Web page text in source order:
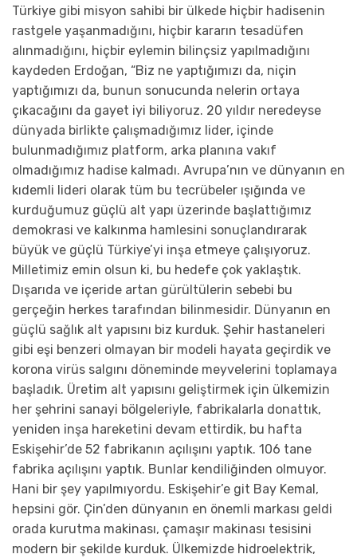
Türkiye gibi misyon sahibi bir ülkede hiçbir hadisenin
rastgele yaşanmadığını, hiçbir kararın tesadüfen
alınmadığını, hiçbir eylemin bilinçsiz yapılmadığını
kaydeden Erdoğan, “Biz ne yaptığımızı da, niçin
yaptığımızı da, bunun sonucunda nelerin ortaya
çıkacağını da gayet iyi biliyoruz. 20 yıldır neredeyse
dünyada birlikte çalışmadığımız lider, içinde
bulunmadığımız platform, arka planına vakıf
olmadığımız hadise kalmadı. Avrupa’nın ve dünyanın en
kıdemli lideri olarak tüm bu tecrübeler ışığında ve
kurduğumuz güçlü alt yapı üzerinde başlattığımız
demokrasi ve kalkınma hamlesini sonuçlandırarak
büyük ve güçlü Türkiye’yi inşa etmeye çalışıyoruz.
Milletimiz emin olsun ki, bu hedefe çok yaklaştık.
Dışarıda ve içeride artan gürültülerin sebebi bu
gerçeğin herkes tarafından bilinmesidir. Dünyanın en
güçlü sağlık alt yapısını biz kurduk. Şehir hastaneleri
gibi eşi benzeri olmayan bir modeli hayata geçirdik ve
korona virüs salgını döneminde meyvelerini toplamaya
başladık. Üretim alt yapısını geliştirmek için ülkemizin
her şehrini sanayi bölgeleriyle, fabrikalarla donattık,
yeniden inşa hareketini devam ettirdik, bu hafta
Eskişehir’de 52 fabrikanın açılışını yaptık. 106 tane
fabrika açılışını yaptık. Bunlar kendiliğinden olmuyor.
Hani bir şey yapılmıyordu. Eskişehir’e git Bay Kemal,
hepsini gör. Çin’den dünyanın en önemli markası geldi
orada kurutma makinası, çamaşır makinası tesisini
modern bir şekilde kurduk. Ülkemizde hidroelektrik,